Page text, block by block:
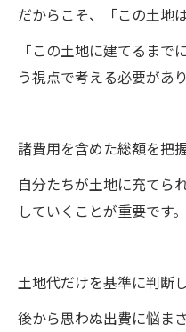
だからこそ、「この土地
「この土地に建てるまで
う視点で考える必要があ
諸費用を含めた総額を把
自分たちが土地に充てら
していくことが重要です。
土地代だけを基準に判断
後から思わぬ出費に悩ま